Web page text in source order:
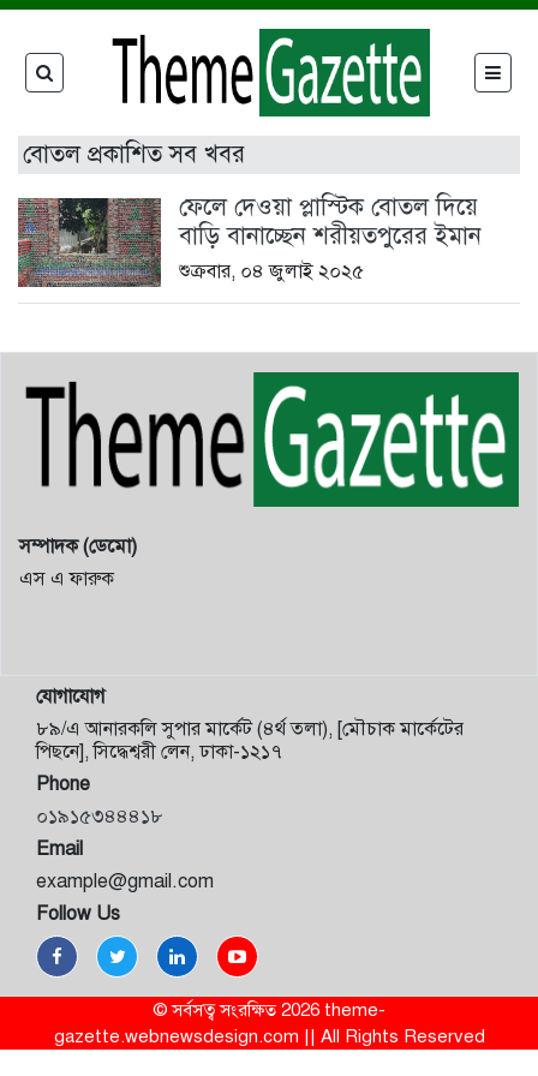
বোতল প্রকাশিত সব খবর
ফেলে দেওয়া প্লাস্টিক বোতল দিয়ে
বাড়ি বানাচ্ছেন শরীয়তপুরের ইমান
শুক্রবার, ০৪ জুলাই ২০২৫
সম্পাদক (ডেমো)
এস এ ফারুক
যোগাযোগ
৮৯/এ আনারকলি সুপার মার্কেট (৪র্থ তলা), [মৌচাক মার্কেটের
পিছনে], সিদ্ধেশ্বরী লেন, ঢাকা-১২১৭
Phone
০১৯১৫৩৪৪৪১৮
Email
example@gmail.com
Follow Us
© সর্বসত্ব সংরক্ষিত 2026 theme-
gazette.webnewsdesign.com || All Rights Reserved